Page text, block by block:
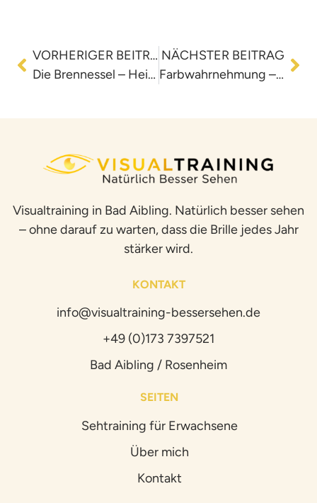
VORHERIGER BEITRAG
Die Brennessel – Heilpflanze und wahre Nährstoffbombe
NÄCHSTER BEITRAG
Farbwahrnehmung – was passiert da im Auge?
Visualtraining in Bad Aibling. Natürlich besser sehen
– ohne darauf zu warten, dass die Brille jedes Jahr
stärker wird.
KONTAKT
info@visualtraining-bessersehen.de
+49 (0)173 7397521
Bad Aibling / Rosenheim
SEITEN
Sehtraining für Erwachsene
Über mich
Kontakt